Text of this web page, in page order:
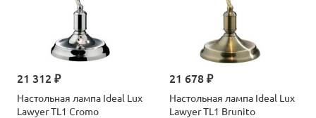
21 312 ₽
Настольная лампа Ideal Lux
Lawyer TL1 Cromo
21 678 ₽
Настольная лампа Ideal Lux
Lawyer TL1 Brunito